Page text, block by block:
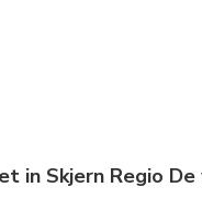
in Skjern Regio